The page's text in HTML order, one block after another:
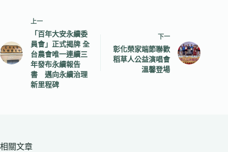
上一
「百年大安永續委
員會」正式揭牌 全
台農會唯一連續三
年發布永續報告
書 邁向永續治理
新里程碑
下一
彰化榮家端節聯歡
稻草人公益演唱會
溫馨登場
相關文章